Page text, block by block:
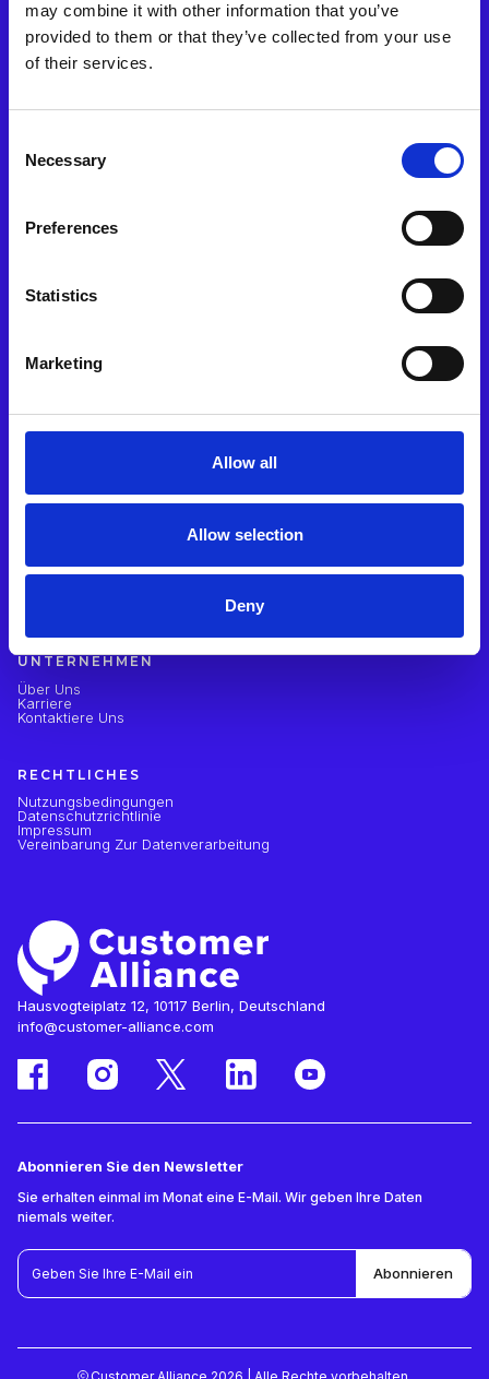
may combine it with other information that you’ve
provided to them or that they’ve collected from your use
of their services.
Selection
Necessary
Preferences
Statistics
Marketing
Allow all
Allow selection
Deny
PRODUKTE
Verwaltung Von Online-Bewertungen
Berichte Und Analysen
API
LÖSUNGEN NACH TYP
Cluster-/Regionalmanager
Partner
Preisgestaltung
WISSEN
UNTERNEHMEN
Über Uns
Karriere
Kontaktiere Uns
RECHTLICHES
Nutzungsbedingungen
Datenschutzrichtlinie
Impressum
Vereinbarung Zur Datenverarbeitung
Hausvogteiplatz 12, 10117 Berlin, Deutschland
info@customer-alliance.com
Abonnieren Sie den Newsletter
Sie erhalten einmal im Monat eine E-Mail. Wir geben Ihre Daten
niemals weiter.